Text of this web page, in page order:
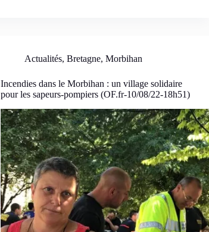
Actualités,Bretagne,Morbihan
Incendies dans le Morbihan : un village solidaire
pour les sapeurs-pompiers (OF.fr-10/08/22-18h51)